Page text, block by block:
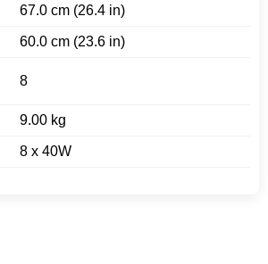
67.0 cm (26.4 in)
60.0 cm (23.6 in)
8
9.00 kg
8 x 40W